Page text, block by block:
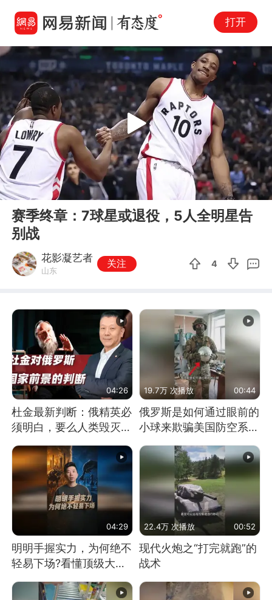
打开
00:00 05:26
Play
赛季终章：7球星或退役，5人全明星告
别战
花影凝艺者
山东
关注 4
04:26
杜金最新判断：俄精英必
须明白，要么人类毁灭，
要么俄毁灭
19.7万 次播放 00:44
俄罗斯是如何通过眼前的
小球来欺骗美国防空系统
的
04:29
明明手握实力，为何绝不
轻易下场?看懂顶级大国
22.4万 次播放 00:52
现代火炮之“打完就跑”的
战术